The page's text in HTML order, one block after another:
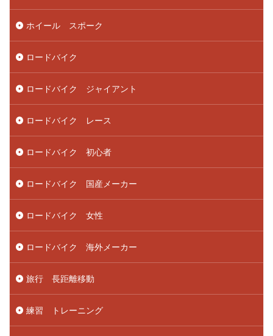
ホイール スポーク
ロードバイク
ロードバイク ジャイアント
ロードバイク レース
ロードバイク 初心者
ロードバイク 国産メーカー
ロードバイク 女性
ロードバイク 海外メーカー
旅行 長距離移動
練習 トレーニング